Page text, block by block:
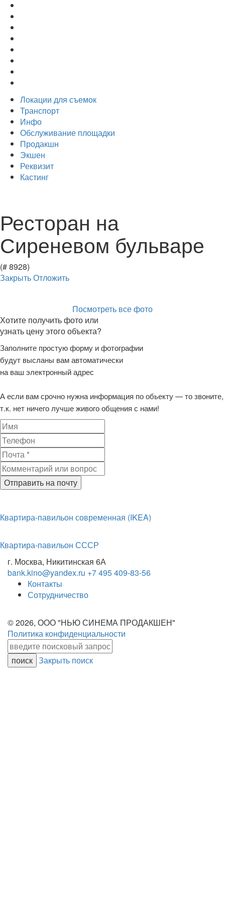
Локации для съемок
Транспорт
Инфо
Обслуживание площадки
Продакшн
Экшен
Реквизит
Кастинг
Ресторан на
Сиреневом бульваре
(# 8928)
ЗакрытьОтложить
Посмотреть все фото
Хотите получить фото или
узнать цену этого объекта?
Заполните простую форму и фотографии
будут высланы вам автоматически
на ваш электронный адрес
А если вам срочно нужна информация по обьекту — то звоните,
т.к. нет ничего лучше живого общения с нами!
Отправить на почту
Квартира-павильон современная (IKEA)
Квартира-павильон СССР
г. Москва, Никитинская 6А
bank.kino@yandex.ru +7 495 409-83-56
Контакты
Сотрудничество
© 2026, ООО "НЬЮ СИНЕМА ПРОДАКШЕН"
Политика конфиденциальности
Закрыть поиск